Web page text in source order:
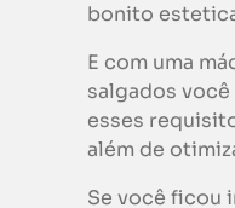
bonito
E com uma
salgados
esses
além de
Se você ficou